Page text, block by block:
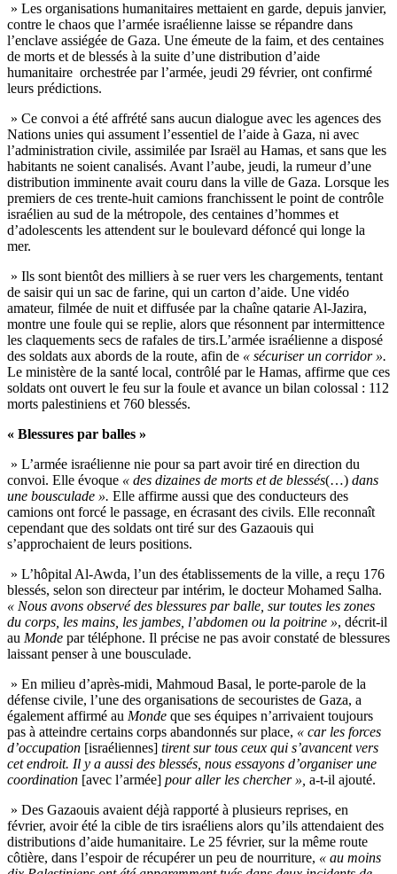
» Les organisations humanitaires mettaient en garde, depuis janvier,
contre le chaos que l’armée israélienne laisse se répandre dans
l’enclave assiégée de Gaza. Une émeute de la faim, et des centaines
de morts et de blessés à la suite d’une distribution d’aide
humanitaire orchestrée par l’armée, jeudi 29 février, ont confirmé
leurs prédictions.
» Ce convoi a été affrété sans aucun dialogue avec les agences des
Nations unies qui assument l’essentiel de l’aide à Gaza, ni avec
l’administration civile, assimilée par Israël au Hamas, et sans que les
habitants ne soient canalisés. Avant l’aube, jeudi, la rumeur d’une
distribution imminente avait couru dans la ville de Gaza. Lorsque les
premiers de ces trente-huit camions franchissent le point de contrôle
israélien au sud de la métropole, des centaines d’hommes et
d’adolescents les attendent sur le boulevard défoncé qui longe la
mer.
» Ils sont bientôt des milliers à se ruer vers les chargements, tentant
de saisir qui un sac de farine, qui un carton d’aide. Une vidéo
amateur, filmée de nuit et diffusée par la chaîne qatarie Al-Jazira,
montre une foule qui se replie, alors que résonnent par intermittence
les claquements secs de rafales de tirs.L’armée israélienne a disposé
des soldats aux abords de la route, afin de « sécuriser un corridor ».
Le ministère de la santé local, contrôlé par le Hamas, affirme que ces
soldats ont ouvert le feu sur la foule et avance un bilan colossal : 112
morts palestiniens et 760 blessés.
« Blessures par balles »
» L’armée israélienne nie pour sa part avoir tiré en direction du
convoi. Elle évoque « des dizaines de morts et de blessés(…) dans
une bousculade ». Elle affirme aussi que des conducteurs des
camions ont forcé le passage, en écrasant des civils. Elle reconnaît
cependant que des soldats ont tiré sur des Gazaouis qui
s’approchaient de leurs positions.
» L’hôpital Al-Awda, l’un des établissements de la ville, a reçu 176
blessés, selon son directeur par intérim, le docteur Mohamed Salha.
« Nous avons observé des blessures par balle, sur toutes les zones
du corps, les mains, les jambes, l’abdomen ou la poitrine », décrit-il
au Monde par téléphone. Il précise ne pas avoir constaté de blessures
laissant penser à une bousculade.
» En milieu d’après-midi, Mahmoud Basal, le porte-parole de la
défense civile, l’une des organisations de secouristes de Gaza, a
également affirmé au Monde que ses équipes n’arrivaient toujours
pas à atteindre certains corps abandonnés sur place, « car les forces
d’occupation [israéliennes] tirent sur tous ceux qui s’avancent vers
cet endroit. Il y a aussi des blessés, nous essayons d’organiser une
coordination [avec l’armée] pour aller les chercher », a-t-il ajouté.
» Des Gazaouis avaient déjà rapporté à plusieurs reprises, en
février, avoir été la cible de tirs israéliens alors qu’ils attendaient des
distributions d’aide humanitaire. Le 25 février, sur la même route
côtière, dans l’espoir de récupérer un peu de nourriture, « au moins